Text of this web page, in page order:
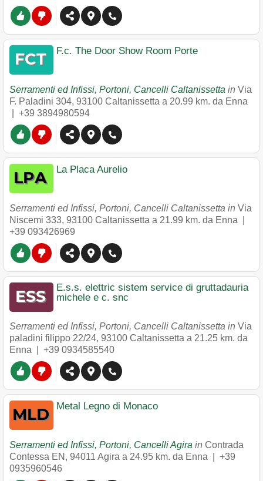
F.c. The Door Show Room Porte
Serramenti ed Infissi, Portoni, Cancelli Caltanissetta in Via
F. Paladini 304, 93100 Caltanissetta a 20.99 km. da Enna
+39 3894980594
La Placa Aurelio
Serramenti ed Infissi, Portoni, Cancelli Caltanissetta in Via
Niscemi 333, 93100 Caltanissetta a 21.99 km. da Enna |
+39 093426969
E.s.s. elettric sistem service di gruttadauria
michele e c. snc
Serramenti ed Infissi, Portoni, Cancelli Caltanissetta in Via
paladini filippo 22/24, 93100 Caltanissetta a 21.25 km. da
Enna | +39 0934585540
Metal Legno di Monaco
Serramenti ed Infissi, Portoni, Cancelli Agira in Contrada
Contessa EN , 94011 Agira a 24.95 km. da Enna | +39
0935960546